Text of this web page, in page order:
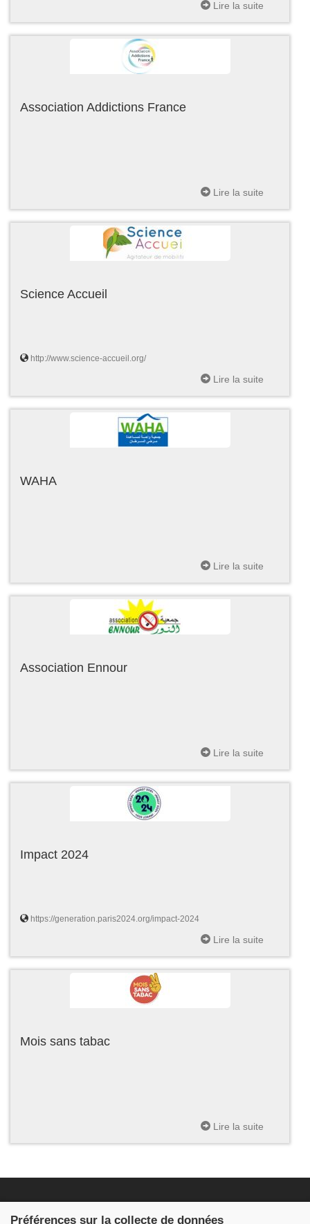
Lire la suite
Association Addictions France
Lire la suite
Science Accueil
http://www.science-accueil.org/
Lire la suite
WAHA
Lire la suite
Association Ennour
Lire la suite
Impact 2024
https://generation.paris2024.org/impact-2024
Lire la suite
Mois sans tabac
Lire la suite
Préférences sur la collecte de données